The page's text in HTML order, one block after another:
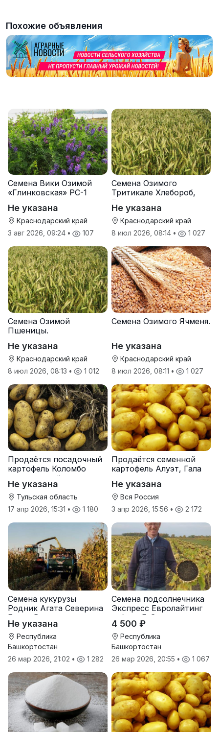
Похожие объявления
Семена Вики Озимой
«Глинковская» РС-1
Не указана
Краснодарский край
3 авг 2026, 09:24 • 107
Семена Озимого
Тритикале Хлебороб,
Тихон
Не указана
Краснодарский край
8 июл 2026, 08:14 • 1 027
Семена Озимой
Пшеницы.
Не указана
Краснодарский край
8 июл 2026, 08:13 • 1 012
Семена Озимого Ячменя.
Не указана
Краснодарский край
8 июл 2026, 08:11 • 1 027
Продаётся посадочный
картофель Коломбо
оптом от трёх тонн
Не указана
Тульская область
17 апр 2026, 15:31 • 1 180
Продаётся семенной
картофель Алуэт, Гала
Не указана
Вся Россия
3 апр 2026, 15:56 • 2 172
Семена кукурузы
Родник Агата Северина
Берта Вилора
Прохладненский Дарина
Росс Машук Катерина
Не указана
Республика
Башкортостан
26 мар 2026, 21:02 • 1 282
Семена подсолнечника
Экспресс Евролайтинг
гибрид F-G+
4 500 ₽
Республика
Башкортостан
26 мар 2026, 20:55 • 1 067